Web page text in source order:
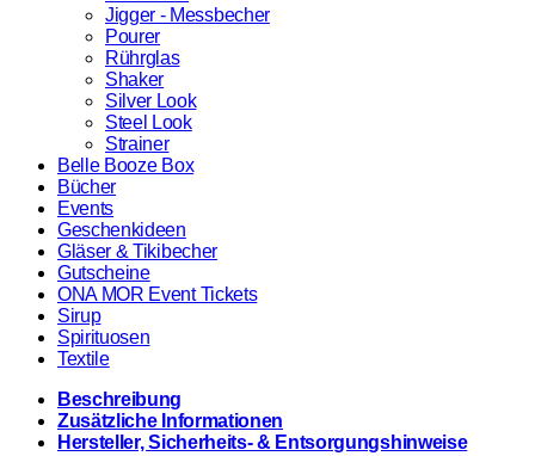
Jigger - Messbecher
Pourer
Rührglas
Shaker
Silver Look
Steel Look
Strainer
Belle Booze Box
Bücher
Events
Geschenkideen
Gläser & Tikibecher
Gutscheine
ONA MOR Event Tickets
Sirup
Spirituosen
Textile
Beschreibung
Zusätzliche Informationen
Hersteller, Sicherheits- & Entsorgungshinweise